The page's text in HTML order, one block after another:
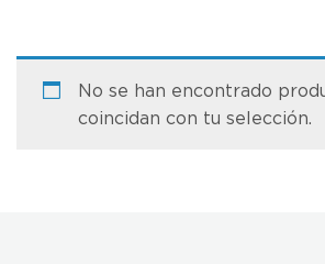
No se han encontrado
coincidan con tu selección.